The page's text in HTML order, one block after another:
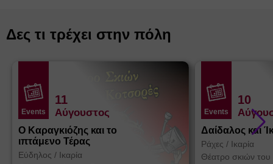
Δες τι τρέχει στην πόλη
Events
11
Αύγουστος
Ο Καραγκιόζης και το
ιπτάμενο Τέρας
Εύδηλος / Ικαρία
Events
10
Δαίδαλος και
Ράχες / Ικαρία
Θέατρο σκιών